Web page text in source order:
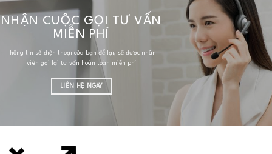
NHẬN CUỘC GỌI TƯ VẤN
MIỄN PHÍ
Thông tin số điện thoại của bạn để lại, sẽ được nhân
viên gọi lại tư vấn hoàn toàn miễn phí
LIÊN HỆ NGAY